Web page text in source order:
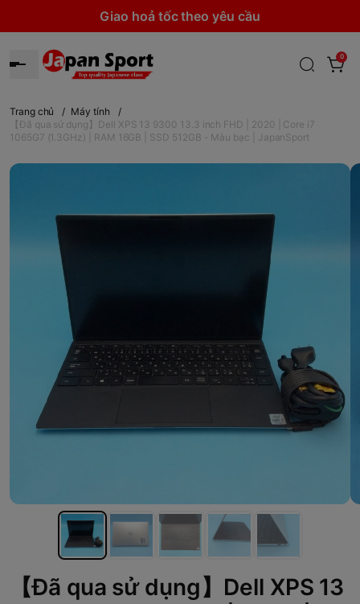
Giao hoả tốc theo yêu cầu
0
Trang chủ / Máy tính
/
【Đã qua sử dụng】Dell XPS 13 9300 13.3 inch FHD | 2020 | Core i7
1065G7 (1.3GHz) | RAM 16GB | SSD 512GB - Màu bạc | JapanSport
【Đã qua sử dụng】Dell XPS 13